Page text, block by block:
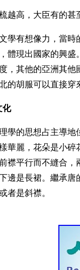
越高，大臣有的甚
學有想像力，當
體現出國家的興盛
，其他的亞洲其
的胡服可以直接穿
化
學的思想占主導地
華麗，花朵是小碎
襟平行而不縫合
邊是長裙。繼承
者是斜襟。